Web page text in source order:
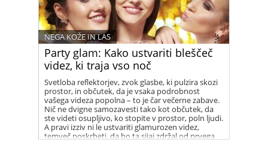
Party glam: Kako ustvariti bleščeč
videz, ki traja vso noč
NEGA KOŽE IN LAS
Svetloba reflektorjev, zvok glasbe, ki pulzira skozi
prostor, in občutek, da je vsaka podrobnost
vašega videza popolna – to je čar večerne zabave.
Nič ne dvigne samozavesti tako kot občutek, da
ste videti osupljivo, ko stopite v prostor, poln ljudi.
A pravi izziv ni le ustvariti glamurozen videz,
temveč poskrbeti, da bo ta sijaj zdržal od prvega